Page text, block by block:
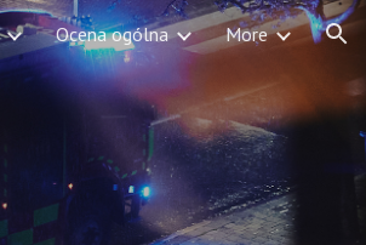
Ocena ogólna More